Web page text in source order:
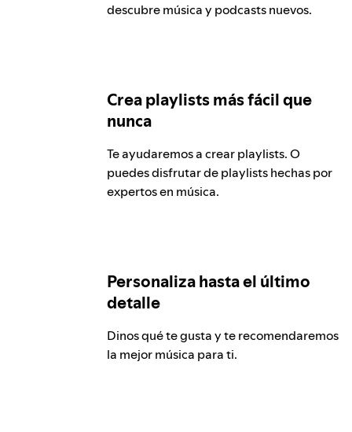
descubre música y podcasts nuevos.
Crea playlists más fácil que
nunca
Te ayudaremos a crear playlists. O
puedes disfrutar de playlists hechas por
expertos en música.
Personaliza hasta el último
detalle
Dinos qué te gusta y te recomendaremos
la mejor música para ti.